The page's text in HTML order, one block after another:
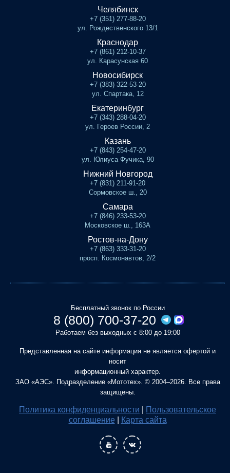
Челябинск
+7 (351) 277-88-20
ул. Рождественского 13/1
Краснодар
+7 (861) 212-10-37
ул. Карасунская 60
Новосибирск
+7 (383) 322-53-20
ул. Спартака, 12
Екатеринбург
+7 (343) 288-04-20
ул. Героев России, 2
Казань
+7 (843) 254-47-20
ул. Юлиуса Фучика, 90
Нижний Новгород
+7 (831) 211-91-20
Сормовское ш., 20
Самара
+7 (846) 233-53-20
Московское ш., 163А
Ростов-на-Дону
+7 (863) 333-31-20
просп. Космонавтов, 2/2
Бесплатный звонок по России
8 (800) 700-37-20
Работаем без выходных с 8:00 до 19:00
Представленная на сайте информация не является офертой и
носит
информационный характер.
ЗАО «АЭС». Подразделение «Мототех». © 2004–2026. Все права
защищены.
Политика конфиденциальности
Пользовательское
соглашение
Карта сайта